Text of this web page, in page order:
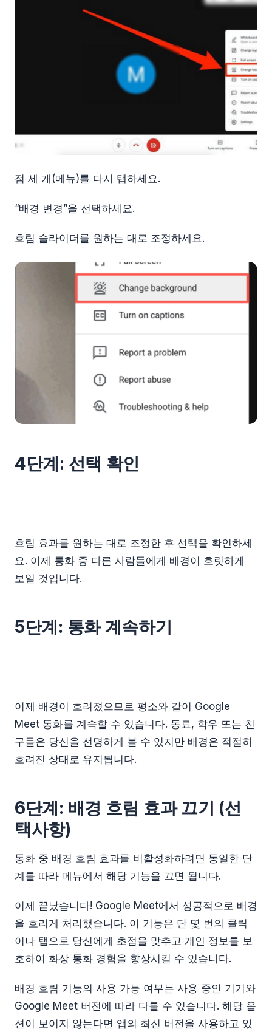
점 세 개(메뉴)를 다시 탭하세요.
“배경 변경”을 선택하세요.
흐림 슬라이더를 원하는 대로 조정하세요.
4단계: 선택 확인
흐림 효과를 원하는 대로 조정한 후 선택을 확인하세
요. 이제 통화 중 다른 사람들에게 배경이 흐릿하게
보일 것입니다.
5단계: 통화 계속하기
이제 배경이 흐려졌으므로 평소와 같이 Google
Meet 통화를 계속할 수 있습니다. 동료, 학우 또는 친
구들은 당신을 선명하게 볼 수 있지만 배경은 적절히
흐려진 상태로 유지됩니다.
6단계: 배경 흐림 효과 끄기 (선
택사항)
통화 중 배경 흐림 효과를 비활성화하려면 동일한 단
계를 따라 메뉴에서 해당 기능을 끄면 됩니다.
이제 끝났습니다! Google Meet에서 성공적으로 배경
을 흐리게 처리했습니다. 이 기능은 단 몇 번의 클릭
이나 탭으로 당신에게 초점을 맞추고 개인 정보를 보
호하여 화상 통화 경험을 향상시킬 수 있습니다.
배경 흐림 기능의 사용 가능 여부는 사용 중인 기기와
Google Meet 버전에 따라 다를 수 있습니다. 해당 옵
션이 보이지 않는다면 앱의 최신 버전을 사용하고 있